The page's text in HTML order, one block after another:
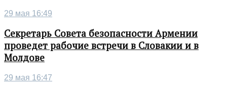
29 мая 16:49
Секретарь Совета безопасности Армении
проведет рабочие встречи в Словакии и в
Молдове
29 мая 16:47